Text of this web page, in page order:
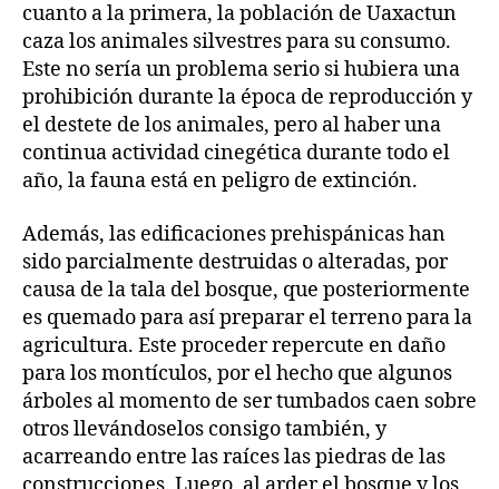
cuanto a la primera, la población de Uaxactun
caza los animales silvestres para su consumo.
Este no sería un problema serio si hubiera una
prohibición durante la época de reproducción y
el destete de los animales, pero al haber una
continua actividad cinegética durante todo el
año, la fauna está en peligro de extinción.
Además, las edificaciones prehispánicas han
sido parcialmente destruidas o alteradas, por
causa de la tala del bosque, que posteriormente
es quemado para así preparar el terreno para la
agricultura. Este proceder repercute en daño
para los montículos, por el hecho que algunos
árboles al momento de ser tumbados caen sobre
otros llevándoselos consigo también, y
acarreando entre las raíces las piedras de las